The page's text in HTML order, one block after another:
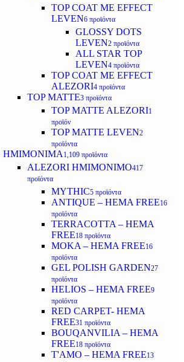
TOP COAT ME EFFECT
LEVEN6 προϊόντα
GLOSSY DOTS
LEVEN2 προϊόντα
ALL STAR TOP
LEVEN4 προϊόντα
TOP COAT ME EFFECT
ALEZORI4 προϊόντα
TOP MATTE3 προϊόντα
TOP MATTE ALEZORI1
προϊόν
TOP MATTE LEVEN2
προϊόντα
ΗΜΙΜΟΝΙΜΑ 1,109 προϊόντα
ALEZORI ΗΜΙΜΟΝΙΜΟ417
προϊόντα
MYTHIC5 προϊόντα
ANTIQUE – HEMA FREE16
προϊόντα
TERRACOTTA – HEMA
FREE18 προϊόντα
MOKA – HEMA FREE16
προϊόντα
GEL POLISH GARDEN27
προϊόντα
HELIOS – HEMA FREE9
προϊόντα
RED CARPET- HEMA
FREE31 προϊόντα
BOUQANVILIA – HEMA
FREE18 προϊόντα
T'AMO – HEMA FREE13